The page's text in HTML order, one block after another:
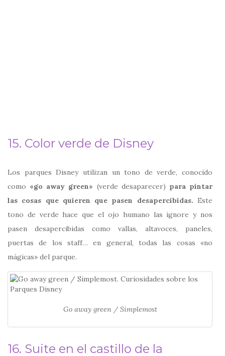
15. Color verde de Disney
Los parques Disney utilizan un tono de verde, conocido
como «go away green» (verde desaparecer) para pintar
las cosas que quieren que pasen desapercibidas. Este
tono de verde hace que el ojo humano las ignore y nos
pasen desapercibidas como vallas, altavoces, paneles,
puertas de los staff… en general, todas las cosas «no
mágicas» del parque.
Go away green / Simplemost
16. Suite en el castillo de la